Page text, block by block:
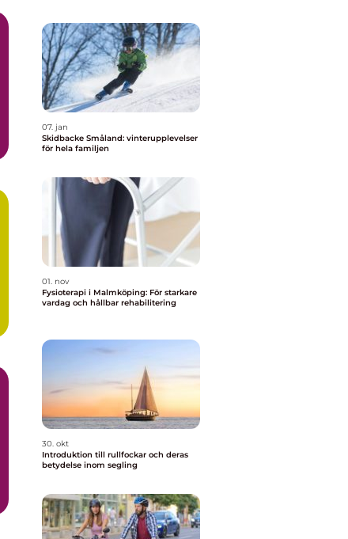
07. jan
Skidbacke Småland: vinterupplevelser
för hela familjen
01. nov
Fysioterapi i Malmköping: För starkare
vardag och hållbar rehabilitering
30. okt
Introduktion till rullfockar och deras
betydelse inom segling